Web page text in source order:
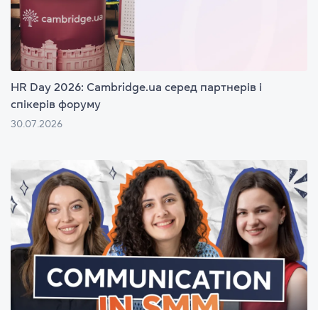
HR Day 2026: Cambridge.ua серед партнерів і
спікерів форуму
30.07.2026